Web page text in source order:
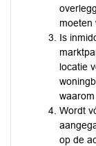
moeten
Is
locatie
Wordt
op de